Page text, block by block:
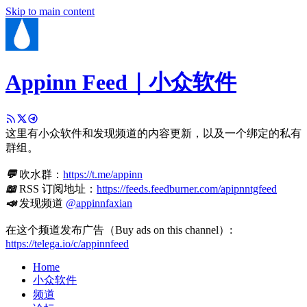
Skip to main content
Appinn Feed｜小众软件
这里有小众软件和发现频道的内容更新，以及一个绑定的私有
群组。
💬吹水群： https://t.me/appinn
📖RSS 订阅地址： https://feeds.feedburner.com/apipnntgfeed
📣发现频道 @appinnfaxian
在这个频道发布广告（Buy ads on this channel）:
https://telega.io/c/appinnfeed
Home
小众软件
频道